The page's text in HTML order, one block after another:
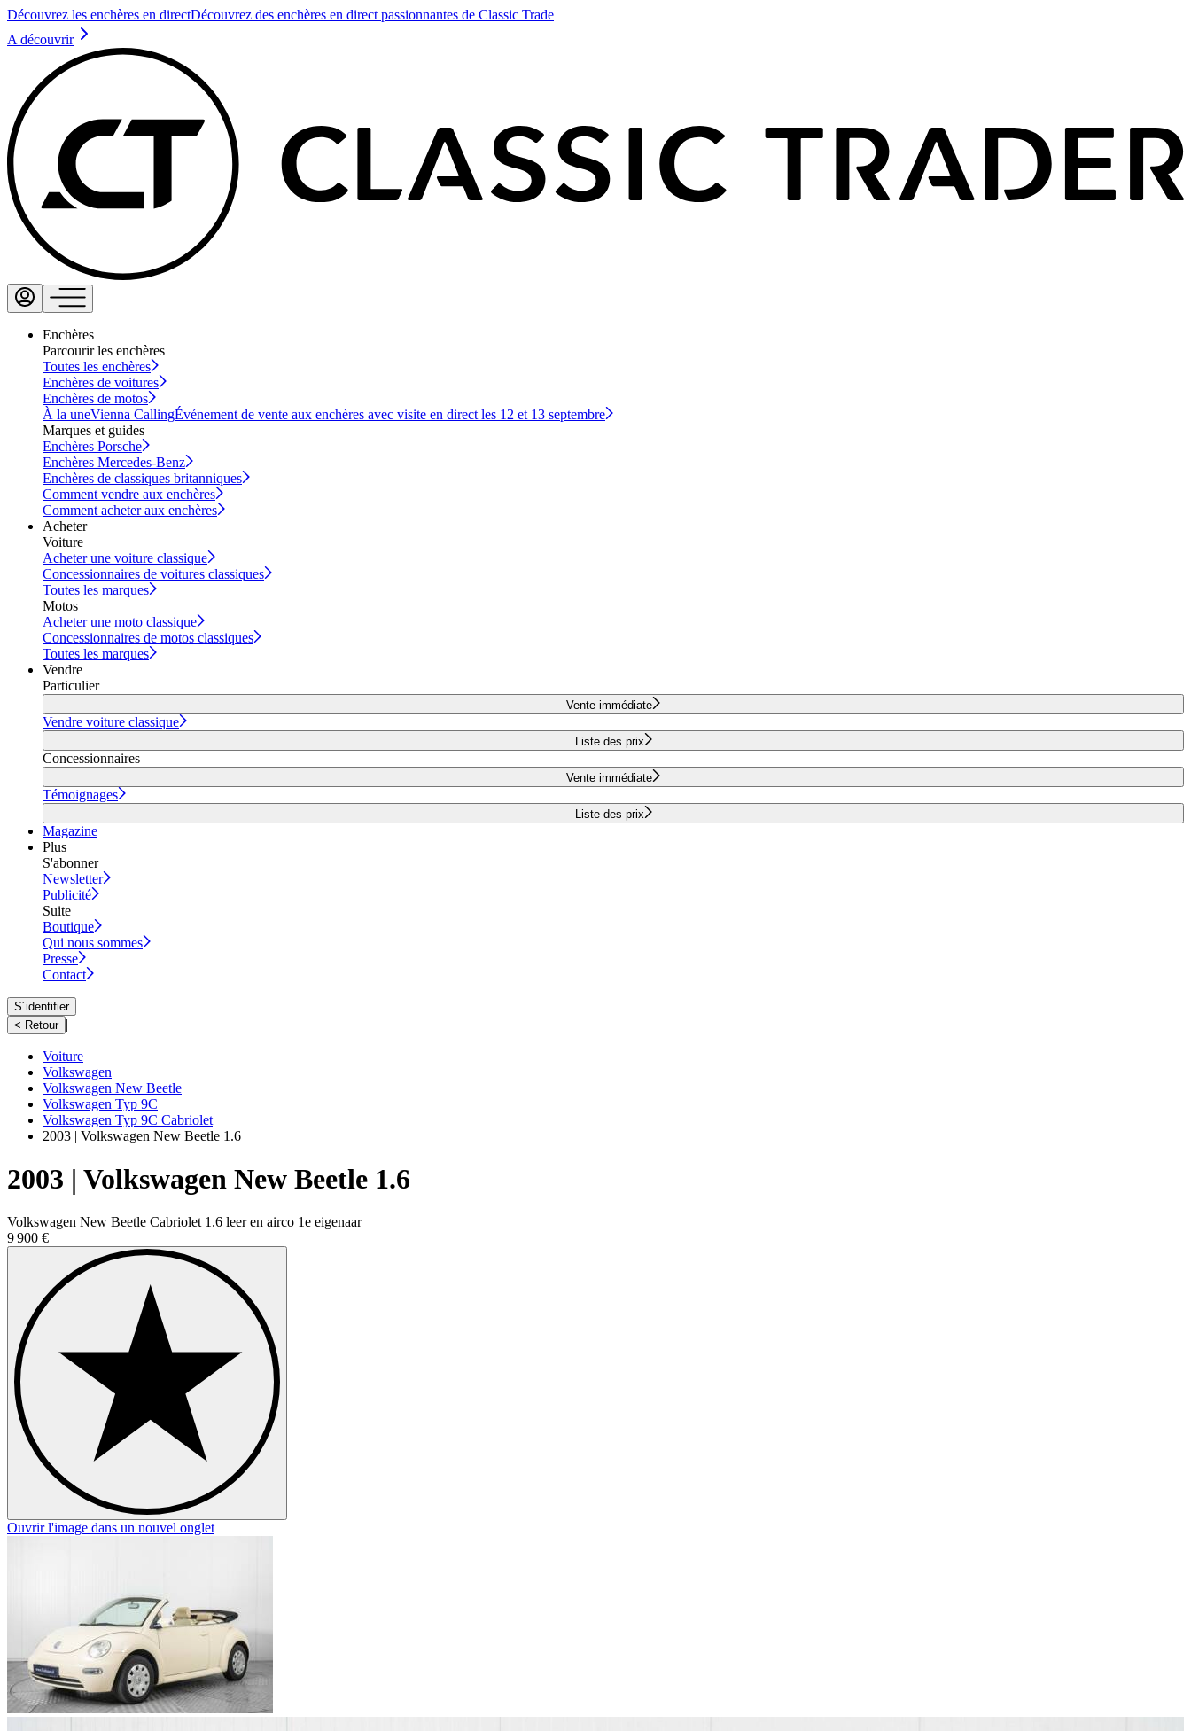
Découvrez les enchères en directDécouvrez des enchères en direct passionnantes de Classic Trade
A découvrir
Enchères
Parcourir les enchères
Toutes les enchères
Enchères de voitures
Enchères de motos
À la uneVienna CallingÉvénement de vente aux enchères avec visite en direct les 12 et 13 septembre
Marques et guides
Enchères Porsche
Enchères Mercedes-Benz
Enchères de classiques britanniques
Comment vendre aux enchères
Comment acheter aux enchères
Acheter
Voiture
Acheter une voiture classique
Concessionnaires de voitures classiques
Toutes les marques
Motos
Acheter une moto classique
Concessionnaires de motos classiques
Toutes les marques
Vendre
Particulier
Vente immédiate
Vendre voiture classique
Liste des prix
Concessionnaires
Vente immédiate
Témoignages
Liste des prix
Magazine
Plus
S'abonner
Newsletter
Publicité
Suite
Boutique
Qui nous sommes
Presse
Contact
S´identifier
< Retour |
Voiture
Volkswagen
Volkswagen New Beetle
Volkswagen Typ 9C
Volkswagen Typ 9C Cabriolet
2003 | Volkswagen New Beetle 1.6
2003 | Volkswagen New Beetle 1.6
Volkswagen New Beetle Cabriolet 1.6 leer en airco 1e eigenaar
9 900 €
Ouvrir l'image dans un nouvel onglet